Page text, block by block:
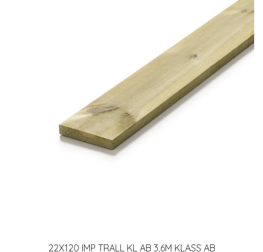
22X120 IMP TRALL KL AB 3,6M KLASS AB